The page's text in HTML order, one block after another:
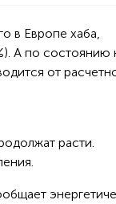
в Европе хаба,
А по состоянию
от
расти.